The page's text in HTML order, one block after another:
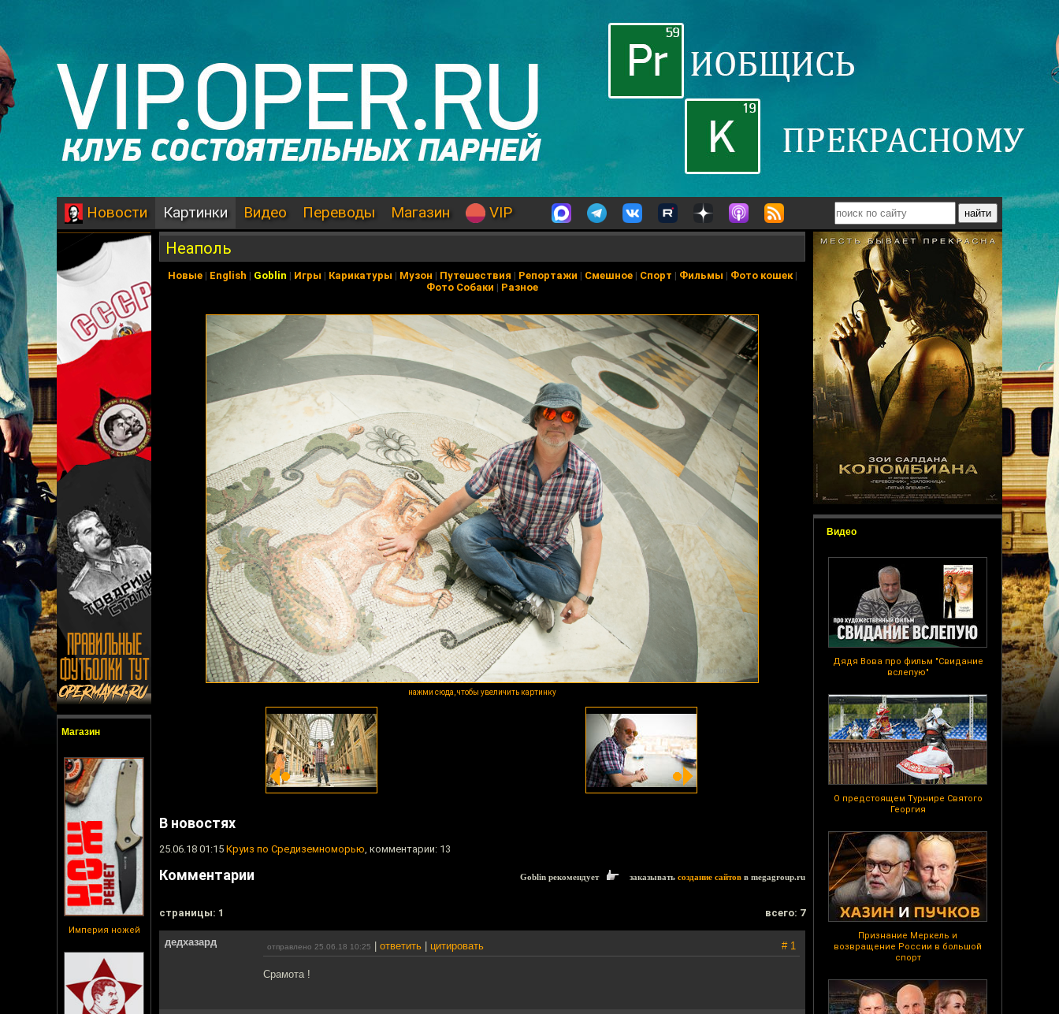
Новости Картинки Видео Переводы Магазин VIP
Магазин
Империя ножей
Видео
Дядя Вова про фильм "Свидание
вслепую"
О предстоящем Турнире Святого
Георгия
Признание Меркель и
возвращение России в большой
спорт
Неаполь
Новые| English | Goblin | Игры | Карикатуры | Музон | Путешествия | Репортажи | Смешное| Спорт | Фильмы | Фото кошек|
Фото Собаки | Разное
нажми сюда, чтобы увеличить картинку
В новостях
25.06.18 01:15 Круиз по Средиземноморью, комментарии: 13
Комментарии Goblin рекомендует заказывать создание сайтов в megagroup.ru
cтраницы: 1 всего: 7
дедхазард отправлено 25.06.18 10:25 ответить цитировать # 1
Срамота !